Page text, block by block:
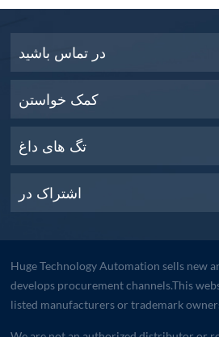
در تماس باشید
کمک خواستن
تگ های داغ
اشتراک در
Huge Technology Automation sells new
develops procurement channels.This
listed manufacturers or trademark